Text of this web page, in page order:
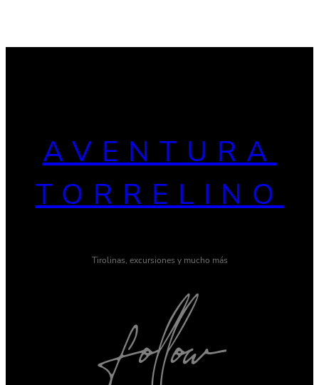
AVENTURA
TORRELINO
Tirolinas, excursiones y mucho más